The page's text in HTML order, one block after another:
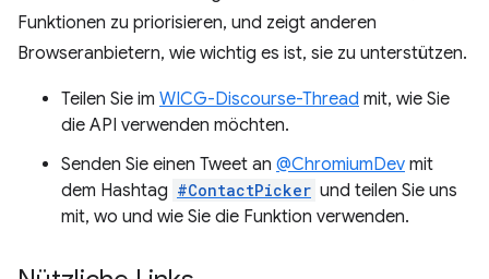
Funktionen zu priorisieren, und zeigt anderen
Browseranbietern, wie wichtig es ist, sie zu unterstützen.
Teilen Sie im WICG-Discourse-Thread mit, wie Sie
die API verwenden möchten.
Senden Sie einen Tweet an @ChromiumDev mit
dem Hashtag #ContactPicker und teilen Sie uns
mit, wo und wie Sie die Funktion verwenden.